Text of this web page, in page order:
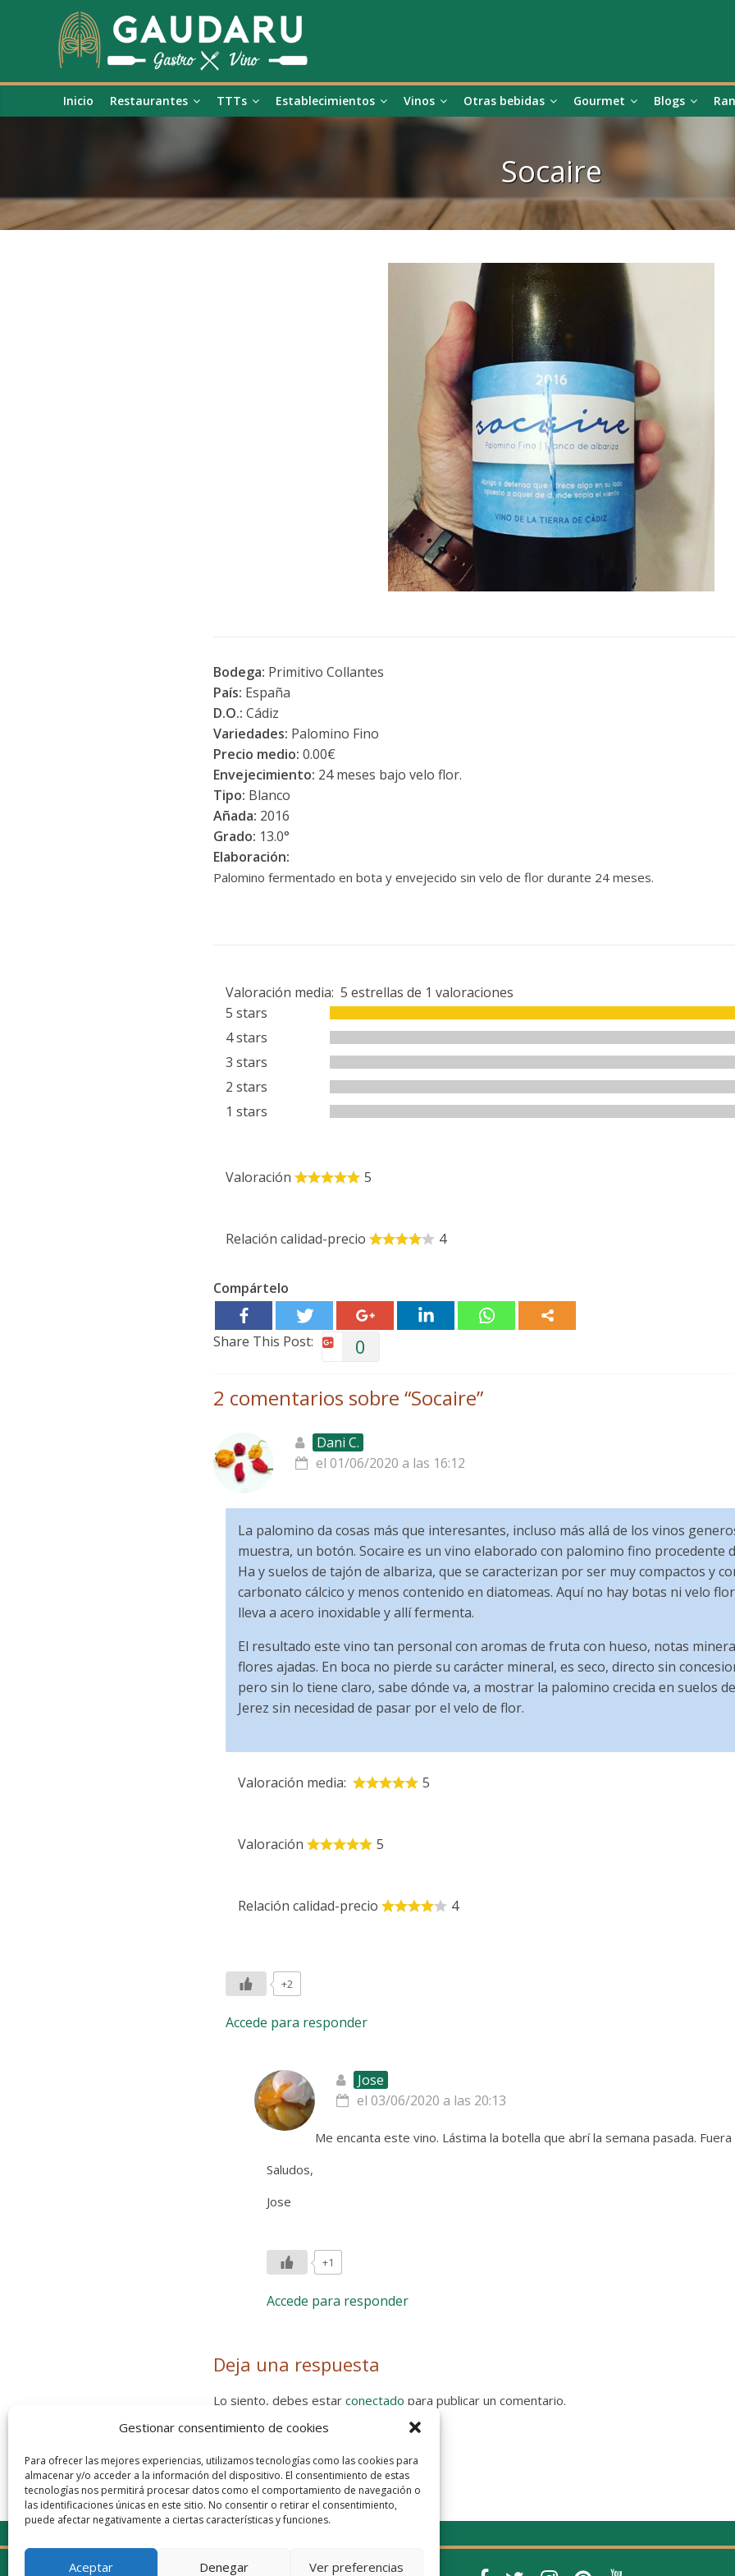
Gestionar consentimiento de cookies
Para ofrecer las mejores experiencias, utilizamos tecnologías como las cookies para
almacenar y/o acceder a la información del dispositivo. El consentimiento de estas
tecnologías nos permitirá procesar datos como el comportamiento de navegación o
las identificaciones únicas en este sitio. No consentir o retirar el consentimiento,
puede afectar negativamente a ciertas características y funciones.
Aceptar Denegar Ver preferencias
Inicio Restaurantes TTTs Establecimientos Vinos Otras bebidas Gourmet Blogs
Socaire
Bodega: Primitivo Collantes
País: España
D.O.: Cádiz
Variedades: Palomino Fino
Precio medio: 0.00€
Envejecimiento: 24 meses bajo velo flor.
Tipo: Blanco
Añada: 2016
Grado: 13.0°
Elaboración:
Palomino fermentado en bota y envejecido sin velo de flor durante 24 meses.
Valoración media:
5 stars
4 stars
3 stars
2 stars
1 stars
5 estrellas de 1 valoraciones
Valoración 5
Relación calidad-precio 4
Compártelo
Share This Post: 0
2 comentarios sobre “Socaire”
Dani C.
el 01/06/2020 a las 16:12
La palomino da cosas más que interesantes, incluso más allá de los vinos
muestra, un botón. Socaire es un vino elaborado con palomino fino procedente
Ha y suelos de tajón de albariza, que se caracterizan por ser muy compactos y
carbonato cálcico y menos contenido en diatomeas. Aquí no hay botas ni velo
lleva a acero inoxidable y allí fermenta.
El resultado este vino tan personal con aromas de fruta con hueso, notas
flores ajadas. En boca no pierde su carácter mineral, es seco, directo sin
pero sin lo tiene claro, sabe dónde va, a mostrar la palomino crecida en suelos
Jerez sin necesidad de pasar por el velo de flor.
Valoración media: 5
Valoración 5
Relación calidad-precio 4
+2
Accede para responder
Jose
el 03/06/2020 a las 20:13
Me encanta este vino. Lástima la botella que abrí la semana pasada.
Saludos,
Jose
+1
Accede para responder
Deja una respuesta
Lo siento, debes estar conectado para publicar un comentario.
Entra con tu red social
He leído y acepto laPolítica de Privacidad